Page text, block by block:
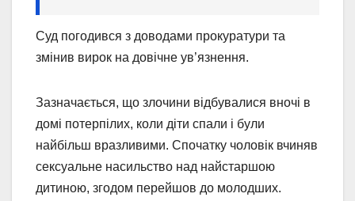
Суд погодився з доводами прокуратури та
змінив вирок на довічне ув’язнення.
Зазначається, що злочини відбувалися вночі в
домі потерпілих, коли діти спали і були
найбільш вразливими. Спочатку чоловік вчиняв
сексуальне насильство над найстаршою
дитиною, згодом перейшов до молодших.